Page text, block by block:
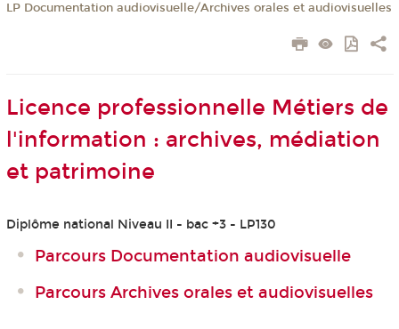
LP Documentation audiovisuelle/Archives orales et audiovisuelles
Licence professionnelle Métiers de
l'information : archives, médiation
et patrimoine
Diplôme national Niveau II - bac +3 - LP130
Parcours Documentation audiovisuelle
Parcours Archives orales et audiovisuelles